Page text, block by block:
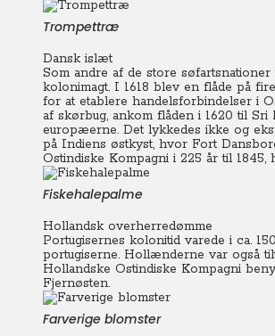
Trompettræ
Dansk islæt
Som andre af de store
kolonimagt. I 1618 blev en flåde på
for at etablere handelsforbindelser i
af skørbug, ankom flåden i 1620 til
europæerne. Det lykkedes ikke og
på Indiens østkyst, hvor Fort
Ostindiske Kompagni i 225 år til
Fiskehalepalme
Hollandsk overherredømme
Portugisernes kolonitid varede i ca.
portugiserne. Hollænderne var også
Hollandske Ostindiske Kompagni
Fjernøsten.
Farverige blomster